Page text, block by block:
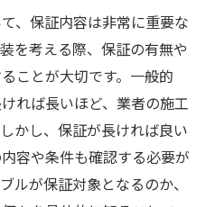
、保証内容は非常に重要な
を考える際、保証の有無や
ことが大切です。一般的
れば長いほど、業者の施工
かし、保証が長ければ良い
容や条件も確認する必要が
ルが保証対象となるのか、